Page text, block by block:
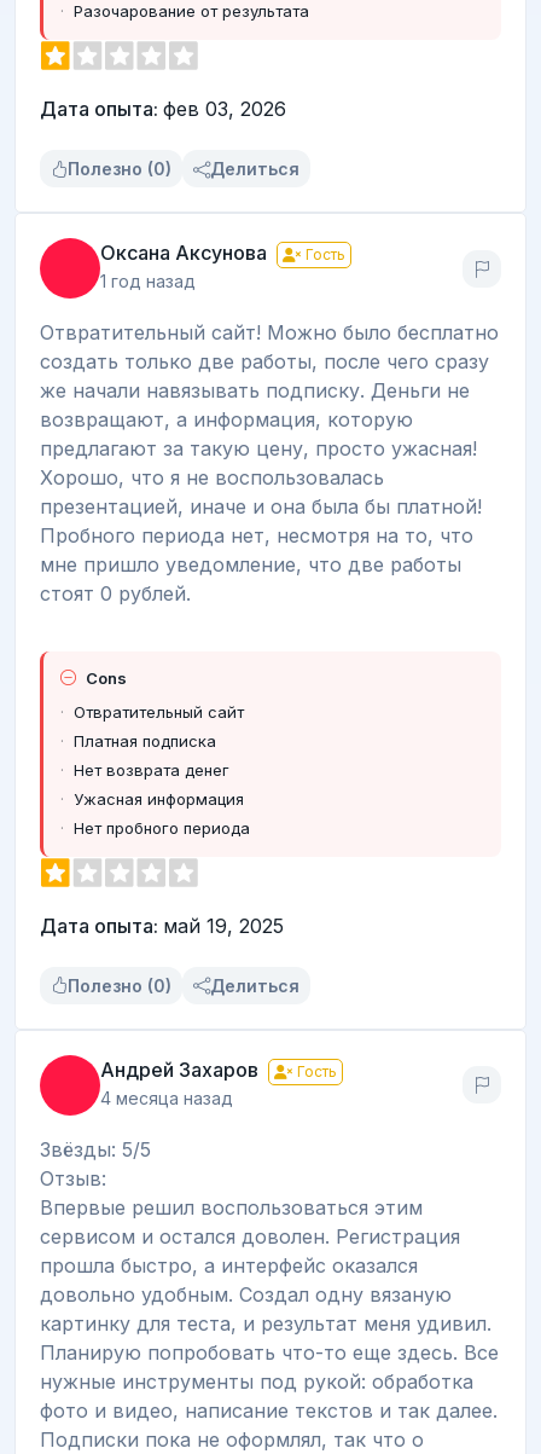
Разочарование от результата
Дата опыта: фев 03, 2026
Полезно (0) Делиться
Оксана Аксунова Гость
1 год назад
Отвратительный сайт! Можно было бесплатно
создать только две работы, после чего сразу
же начали навязывать подписку. Деньги не
возвращают, а информация, которую
предлагают за такую цену, просто ужасная!
Хорошо, что я не воспользовалась
презентацией, иначе и она была бы платной!
Пробного периода нет, несмотря на то, что
мне пришло уведомление, что две работы
стоят 0 рублей.
Cons
Отвратительный сайт
Платная подписка
Нет возврата денег
Ужасная информация
Нет пробного периода
Дата опыта: май 19, 2025
Полезно (0) Делиться
Андрей Захаров Гость
4 месяца назад
Звёзды: 5/5
Отзыв:
Впервые решил воспользоваться этим
сервисом и остался доволен. Регистрация
прошла быстро, а интерфейс оказался
довольно удобным. Создал одну вязаную
картинку для теста, и результат меня удивил.
Планирую попробовать что-то еще здесь. Все
нужные инструменты под рукой: обработка
фото и видео, написание текстов и так далее.
Подписки пока не оформлял, так что о